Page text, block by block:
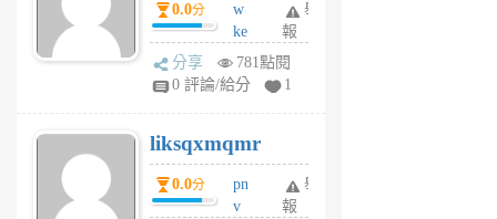
月
前
0.0分
w
ke
rv
pj
6
個
月
前
舉
報
分享
781點閱
0 評論/給分
1
liksqxmqmr
0.0分
pn
v
舉
報